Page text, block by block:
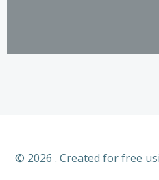
© 2026 . Created for free